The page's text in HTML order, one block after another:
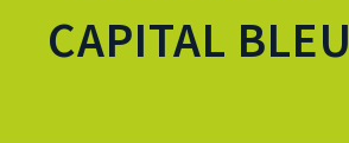
CAPITAL BLEU